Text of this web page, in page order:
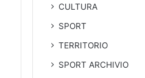
CULTURA
SPORT
TERRITORIO
SPORT ARCHIVIO